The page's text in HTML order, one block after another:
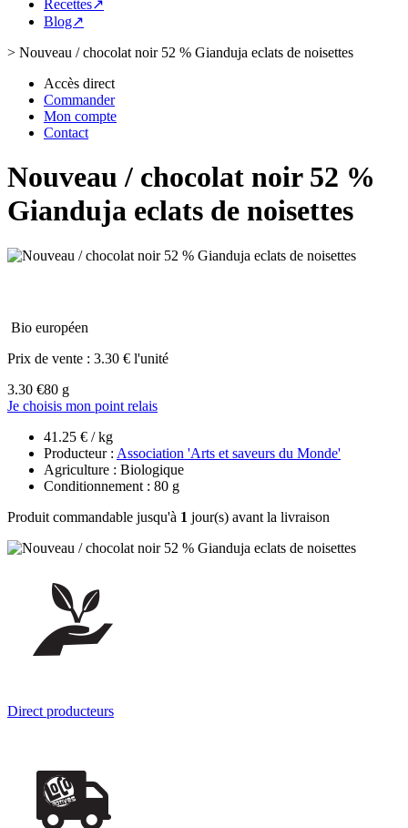
Recettes↗
Blog↗
> Nouveau / chocolat noir 52 % Gianduja eclats de noisettes
Accès direct
Commander
Mon compte
Contact
Nouveau / chocolat noir 52 %
Gianduja eclats de noisettes
Bio européen
Prix de vente : 3.30 € l'unité
3.30 €80 g
Je choisis mon point relais
41.25 € / kg
Producteur : Association 'Arts et saveurs du Monde'
Agriculture : Biologique
Conditionnement : 80 g
Produit commandable jusqu'à 1 jour(s) avant la livraison
Direct producteurs